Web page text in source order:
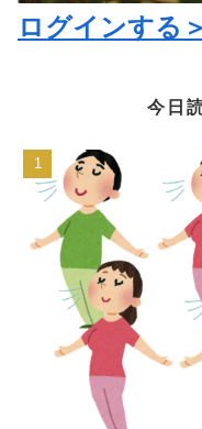
ログインする＞
今日